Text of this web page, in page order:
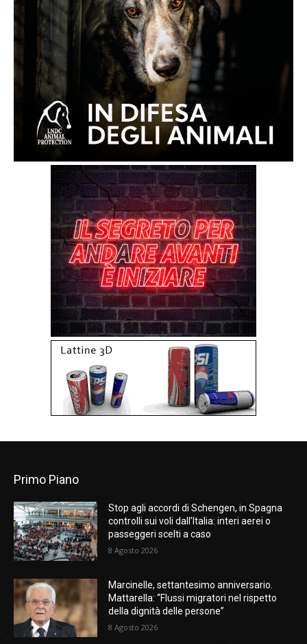
Primo Piano
Stop agli accordi di Schengen, in Spagna
controlli sui voli dall’Italia: interi aerei o
passeggeri scelti a caso
8 Agosto 2026
Marcinelle, settantesimo anniversario.
Mattarella: “Flussi migratori nel rispetto
della dignità delle persone”
8 Agosto 2026